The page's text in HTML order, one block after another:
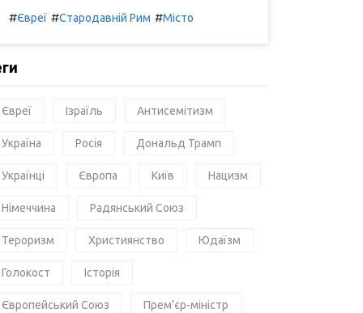
#Євреї #Стародавній Рим #Місто
Євреї Ізраїль Антисемітизм
Україна Росія Дональд Трамп
Українці Європа Київ Нацизм
Німеччина Радянський Союз
Тероризм Християнство Юдаїзм
Голокост Історія
Європейський Союз Прем'єр-міністр